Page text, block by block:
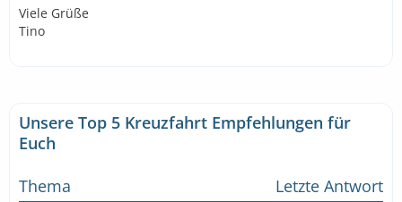
Viele Grüße
Tino
Unsere Top 5 Kreuzfahrt Empfehlungen für
Euch
Thema
Letzte Antwort